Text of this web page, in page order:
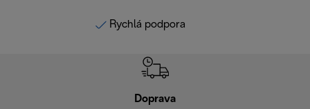
Rychlá podpora
Doprava